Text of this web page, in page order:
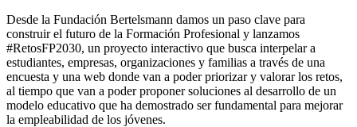
Desde la Fundación Bertelsmann damos un paso clave para
construir el futuro de la Formación Profesional y lanzamos
#RetosFP2030, un proyecto interactivo que busca interpelar a
estudiantes, empresas, organizaciones y familias a través de una
encuesta y una web donde van a poder priorizar y valorar los retos,
al tiempo que van a poder proponer soluciones al desarrollo de un
modelo educativo que ha demostrado ser fundamental para mejorar
la empleabilidad de los jóvenes.